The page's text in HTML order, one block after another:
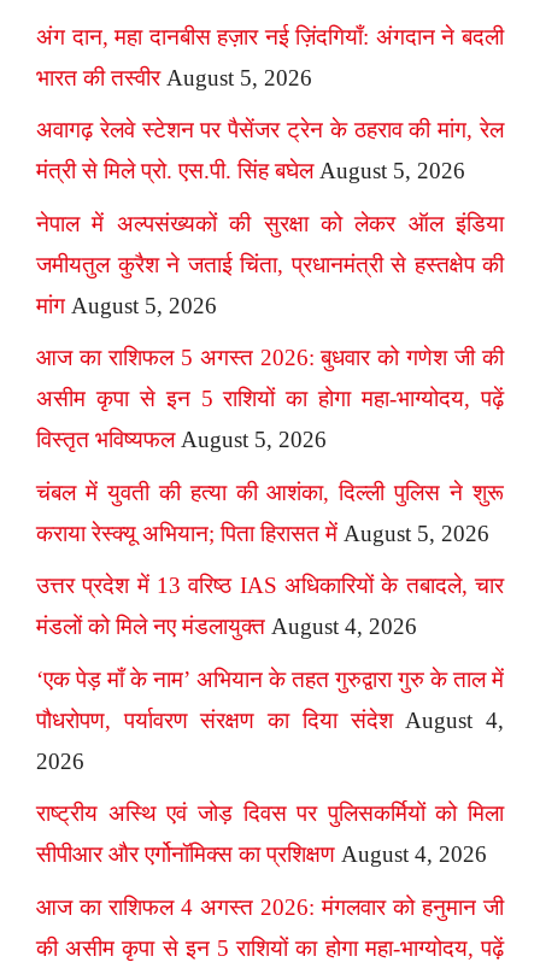
अंग दान, महा दानबीस हज़ार नई ज़िंदगियाँ: अंगदान ने बदली
भारत की तस्वीर August 5, 2026
अवागढ़ रेलवे स्टेशन पर पैसेंजर ट्रेन के ठहराव की मांग, रेल
मंत्री से मिले प्रो. एस.पी. सिंह बघेल August 5, 2026
नेपाल में अल्पसंख्यकों की सुरक्षा को लेकर ऑल इंडिया
जमीयतुल कुरैश ने जताई चिंता, प्रधानमंत्री से हस्तक्षेप की
मांग August 5, 2026
आज का राशिफल 5 अगस्त 2026: बुधवार को गणेश जी की
असीम कृपा से इन 5 राशियों का होगा महा-भाग्योदय, पढ़ें
विस्तृत भविष्यफल August 5, 2026
चंबल में युवती की हत्या की आशंका, दिल्ली पुलिस ने शुरू
कराया रेस्क्यू अभियान; पिता हिरासत में August 5, 2026
उत्तर प्रदेश में 13 वरिष्ठ IAS अधिकारियों के तबादले, चार
मंडलों को मिले नए मंडलायुक्त August 4, 2026
‘एक पेड़ माँ के नाम’ अभियान के तहत गुरुद्वारा गुरु के ताल में
पौधरोपण, पर्यावरण संरक्षण का दिया संदेश August 4,
2026
राष्ट्रीय अस्थि एवं जोड़ दिवस पर पुलिसकर्मियों को मिला
सीपीआर और एर्गोनॉमिक्स का प्रशिक्षण August 4, 2026
आज का राशिफल 4 अगस्त 2026: मंगलवार को हनुमान जी
की असीम कृपा से इन 5 राशियों का होगा महा-भाग्योदय, पढ़ें